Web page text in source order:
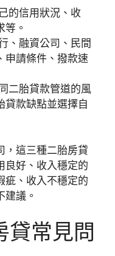
的信用狀況、收
等。
、融資公司、民間
申請條件、撥款速
二胎貸款管道的風
貸款缺點並選擇自
，這三種二胎房貸
良好、收入穩定的
疵、收入不穩定的
議。
貸常見問